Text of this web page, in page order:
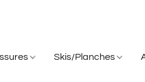
Skis/Planches